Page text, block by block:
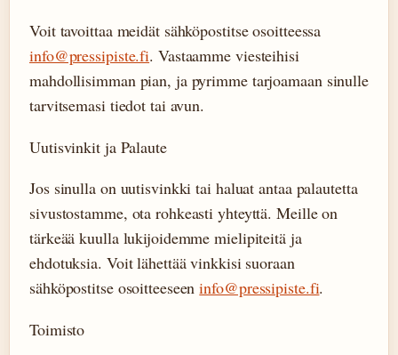
Voit tavoittaa meidät sähköpostitse osoitteessa
info@pressipiste.fi. Vastaamme viesteihisi
mahdollisimman pian, ja pyrimme tarjoamaan sinulle
tarvitsemasi tiedot tai avun.
Uutisvinkit ja Palaute
Jos sinulla on uutisvinkki tai haluat antaa palautetta
sivustostamme, ota rohkeasti yhteyttä. Meille on
tärkeää kuulla lukijoidemme mielipiteitä ja
ehdotuksia. Voit lähettää vinkkisi suoraan
sähköpostitse osoitteeseeninfo@pressipiste.fi.
Toimisto